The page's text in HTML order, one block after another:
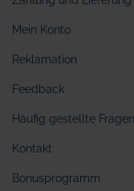
Mein Konto
Reklamation
Feedback
Häufig gestellte Fragen
Kontakt
Bonusprogramm